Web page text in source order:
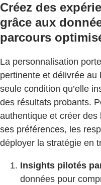
Créez des
grâce aux
parcours
La personnalisation
pertinente et délivrée au
seule condition qu’elle
des résultats probants.
authentique et créer
ses préférences, les
déployer la stratégie en
Insights pilotés
données pour